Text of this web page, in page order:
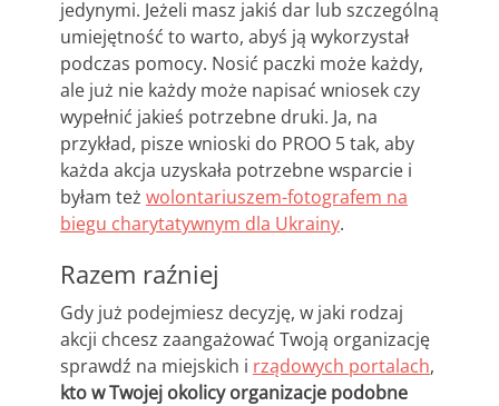
jedynymi. Jeżeli masz jakiś dar lub szczególną
umiejętność to warto, abyś ją wykorzystał
podczas pomocy. Nosić paczki może każdy,
ale już nie każdy może napisać wniosek czy
wypełnić jakieś potrzebne druki. Ja, na
przykład, pisze wnioski do PROO 5 tak, aby
każda akcja uzyskała potrzebne wsparcie i
byłam też wolontariuszem-fotografem na
biegu charytatywnym dla Ukrainy.
Razem raźniej
Gdy już podejmiesz decyzję, w jaki rodzaj
akcji chcesz zaangażować Twoją organizację
sprawdź na miejskich i rządowych portalach,
kto w Twojej okolicy organizacje podobne